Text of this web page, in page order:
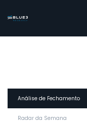
Análise de Fechamento
Radar da Semana